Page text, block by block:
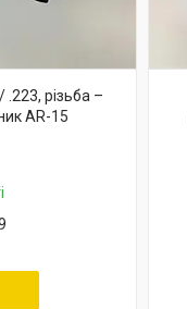
різьба –
AR-15